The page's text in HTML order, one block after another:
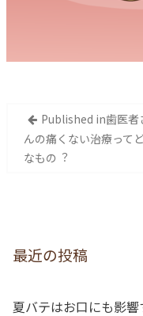
シ
Published in⻭医者
んの痛くない治療って
なもの︖
最近の投稿
夏バテはお口にも影